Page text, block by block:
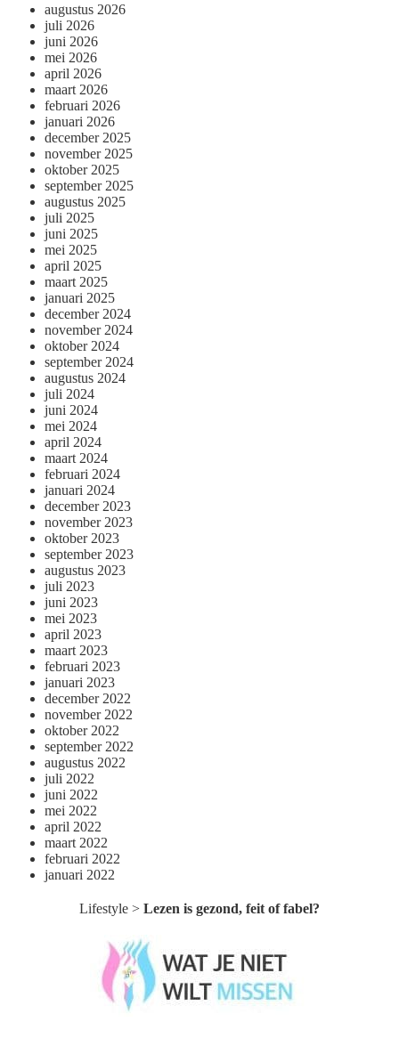
augustus 2026
juli 2026
juni 2026
mei 2026
april 2026
maart 2026
februari 2026
januari 2026
december 2025
november 2025
oktober 2025
september 2025
augustus 2025
juli 2025
juni 2025
mei 2025
april 2025
maart 2025
januari 2025
december 2024
november 2024
oktober 2024
september 2024
augustus 2024
juli 2024
juni 2024
mei 2024
april 2024
maart 2024
februari 2024
januari 2024
december 2023
november 2023
oktober 2023
september 2023
augustus 2023
juli 2023
juni 2023
mei 2023
april 2023
maart 2023
februari 2023
januari 2023
december 2022
november 2022
oktober 2022
september 2022
augustus 2022
juli 2022
juni 2022
mei 2022
april 2022
maart 2022
februari 2022
januari 2022
Lifestyle > Lezen is gezond, feit of fabel?